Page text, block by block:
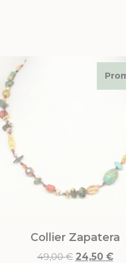
Collier Zapatera
49,00€ 24,50 €